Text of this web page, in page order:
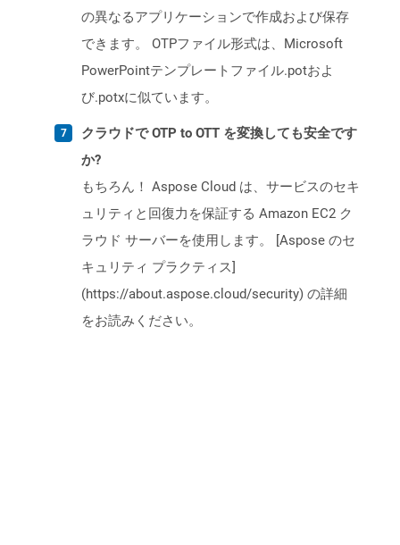
の異なるアプリケーションで作成および保存
できます。 OTPファイル形式は、Microsoft
PowerPointテンプレートファイル.potおよ
び.potxに似ています。
クラウドで OTP to OTT を変換しても安全です
か?
もちろん！ Aspose Cloud は、サービスのセキ
ュリティと回復力を保証する Amazon EC2 ク
ラウド サーバーを使用します。 [Aspose のセ
キュリティ プラクティス]
(https://about.aspose.cloud/security) の詳細
をお読みください。